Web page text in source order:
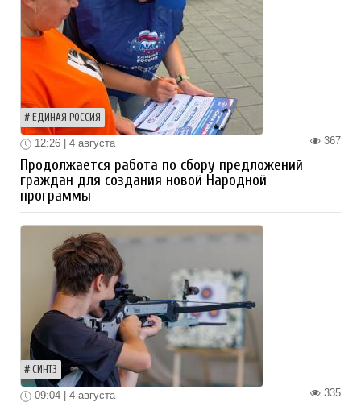
ЕДИНАЯ РОССИЯ
367
12:26 | 4 августа
Продолжается работа по сбору предложений
граждан для создания новой Народной
программы
СИНТЗ
335
09:04 | 4 августа